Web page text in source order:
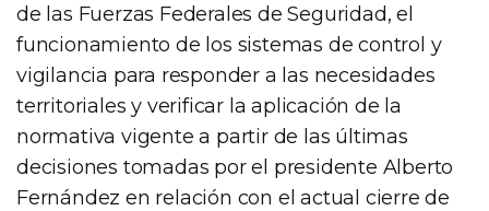
de las Fuerzas Federales de Seguridad, el
funcionamiento de los sistemas de control y
vigilancia para responder a las necesidades
territoriales y verificar la aplicación de la
normativa vigente a partir de las últimas
decisiones tomadas por el presidente Alberto
Fernández en relación con el actual cierre de